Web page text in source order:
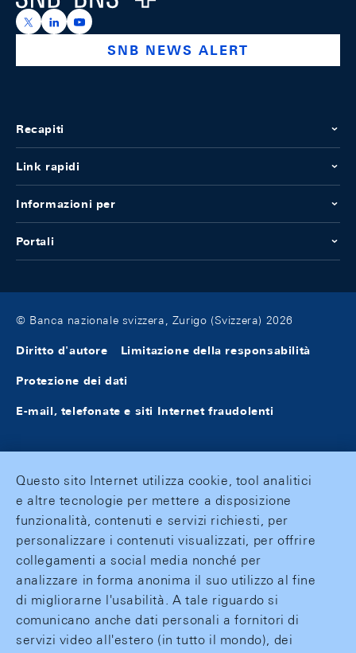
https://x.com/snb_bns
https://ch.linkedin.com/company/swiss-national-
https://www.youtube.com/@swissnationalbank
SNB NEWS ALERT
Recapiti
Link rapidi
Informazioni per
Portali
© Banca nazionale svizzera, Zurigo (Svizzera) 2026
Diritto d'autore Limitazione della responsabilità
Protezione dei dati
E-mail, telefonate e siti Internet fraudolenti
Questo sito Internet utilizza cookie, tool analitici
e altre tecnologie per mettere a disposizione
funzionalità, contenuti e servizi richiesti, per
personalizzare i contenuti visualizzati, per offrire
collegamenti a social media nonché per
analizzare in forma anonima il suo utilizzo al fine
di migliorarne l'usabilità. A tale riguardo si
comunicano anche dati personali a fornitori di
servizi video all'estero (in tutto il mondo), dei